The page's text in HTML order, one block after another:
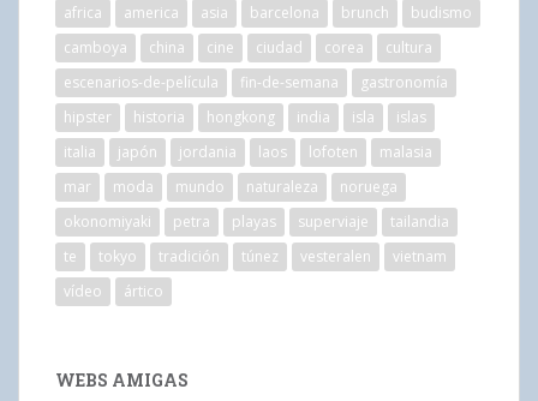
africa america asia barcelona brunch
budismo
camboya
china cine ciudad corea
cultura
escenarios-de-película
fin-de-semana
gastronomía
hipster
historia hongkong india isla
islas
italia
japón jordania laos lofoten
malasia
mar
moda mundo naturaleza
noruega
okonomiyaki
petra playas superviaje
tailandia
te
tokyo tradición túnez vesteralen
vietnam
vídeo
ártico
WEBS AMIGAS